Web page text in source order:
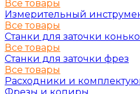
Все товары
Измерительный
Все товары
Станки для заточки
Все товары
Станки для заточки фрез
Все товары
Расходники и